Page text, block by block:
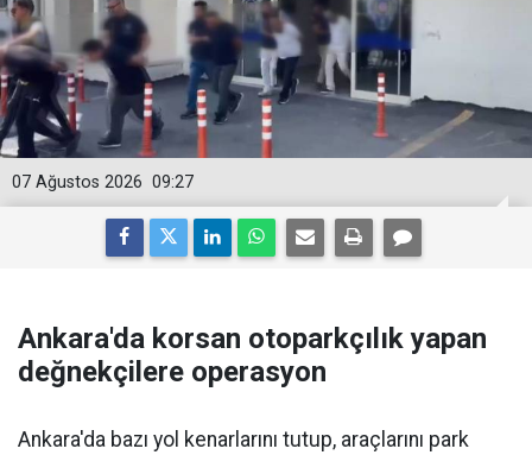
09:27
07 Ağustos 2026
Ankara'da korsan otoparkçılık yapan
değnekçilere operasyon
Ankara'da bazı yol kenarlarını tutup, araçlarını park